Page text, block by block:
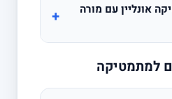
אונליין עם מורה
+
למתמטיקה